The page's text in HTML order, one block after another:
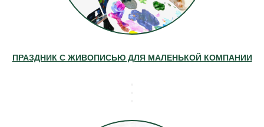
ПРАЗДНИК С ЖИВОПИСЬЮ ДЛЯ МАЛЕНЬКОЙ КОМПАНИИ